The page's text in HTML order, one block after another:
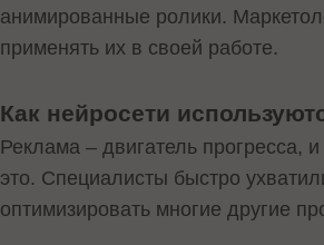
анимированные ролики.
применять их в своей работе.
Как нейросети
Реклама – двигатель прогресса,
это. Специалисты быстро
оптимизировать многие другие